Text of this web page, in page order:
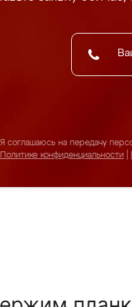
Я соглашаюсь на передачу
Политике конфиденциальности